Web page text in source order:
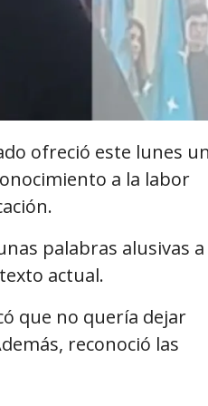
ofreció este lunes
a la labor
palabras alusivas a
actual.
que no quería dejar
reconoció las